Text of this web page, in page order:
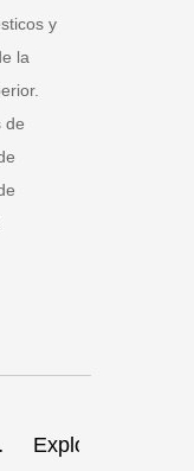
y
la
de
Explorando los diferentes tipos de moldes de jeringa médica